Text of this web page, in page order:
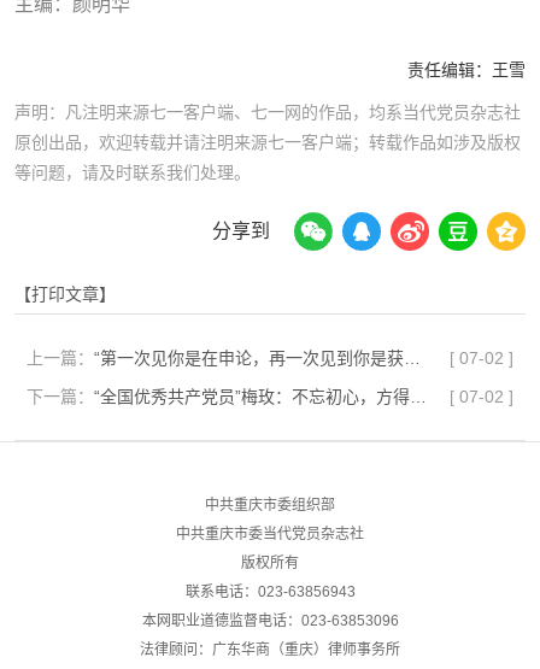
责任编辑： 王雪
声明：凡注明来源七一客户端、七一网的作品，均系当代党员杂志社
原创出品，欢迎转载并请注明来源七一客户端；转载作品如涉及版权
等问题，请及时联系我们处理。
分享到
【打印文章】
上一篇： [ 07-02 ]
下一篇：
[ 07-02 ]
中共重庆市委组织部
中共重庆市委当代党员杂志社
版权所有
联系电话：023-63856943
本网职业道德监督电话：023-63853096
法律顾问：广东华商（重庆）律师事务所